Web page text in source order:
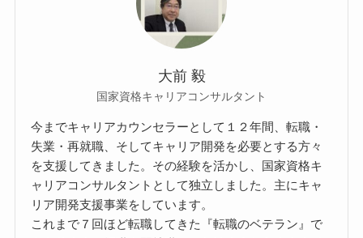
大前 毅
国家資格キャリアコンサルタント
今までキャリアカウンセラーとして１２年間、転職・
失業・再就職、そしてキャリア開発を必要とする方々
を支援してきました。その経験を活かし、国家資格キ
ャリアコンサルタントとして独立しました。主にキャ
リア開発支援事業をしています。
これまで７回ほど転職してきた『転職のベテラン』で